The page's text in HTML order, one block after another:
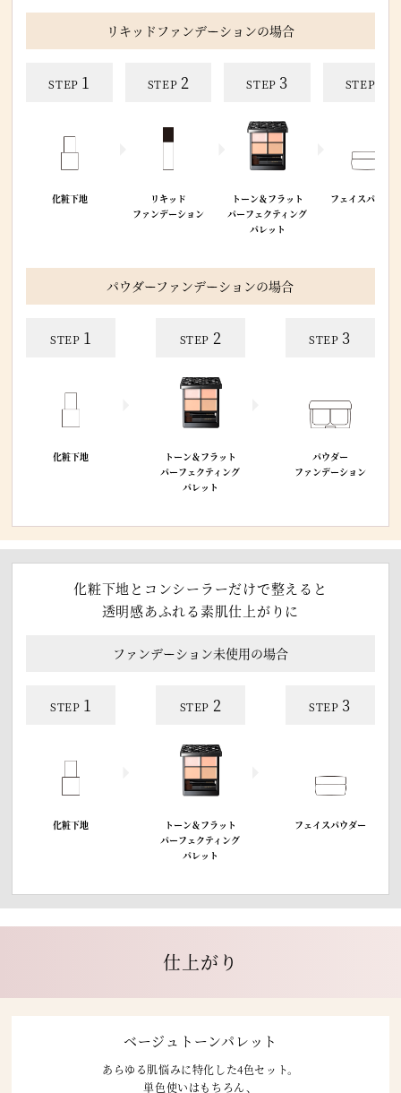
リキッドファンデーションの場合
STEP 1
化粧下地
STEP 2
リキッド
ファンデーション
STEP 3
トーン＆フラット
パーフェクティング
パレット
STEP
フェイスパウダ
パウダーファンデーションの場合
STEP 1
化粧下地
STEP 2
トーン＆フラット
パーフェクティング
パレット
STEP 3
パウダー
ファンデーション
化粧下地とコンシーラーだけで整えると
透明感あふれる素肌仕上がりに
ファンデーション未使用の場合
STEP 1
化粧下地
STEP 2
トーン＆フラット
パーフェクティング
パレット
STEP 3
フェイスパウダー
仕上がり
ベージュトーンパレット
あらゆる肌悩みに特化した4色セット。
単色使いはもちろん、